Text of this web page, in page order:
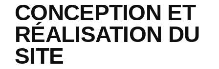
CONCEPTION ET
RÉALISATION DU
SITE